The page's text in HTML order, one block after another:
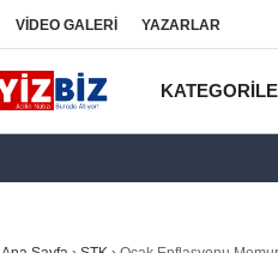
VİDEO GALERİ YAZARLAR